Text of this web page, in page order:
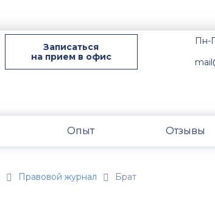
Записаться
на прием в офис
Пн-
Опыт Отзывы
Правовой журнал Брат